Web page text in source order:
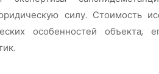
силу. Стоимость
особенностей